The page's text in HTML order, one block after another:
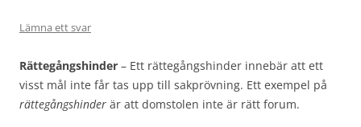
Lämna ett svar
Rättegångshinder – Ett rättegångshinder innebär att ett
visst mål inte får tas upp till sakprövning. Ett exempel på
rättegångshinder är att domstolen inte är rätt forum.